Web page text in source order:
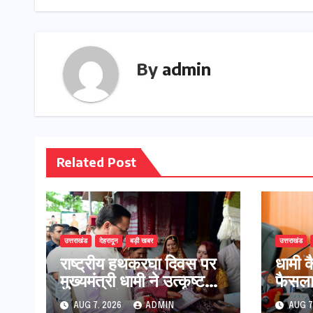
By admin
Related Post
उत्तराखंड देहरादून बड़ी खबर
राष्ट्रीय हथकरघा दिवस पर
मुख्यमंत्री धामी ने उत्कृष्ट
बुनकरों और हस्तशिल्प
AUG 7, 2026 ADMIN
उत्तराखंड
​धामी
60%
AUG